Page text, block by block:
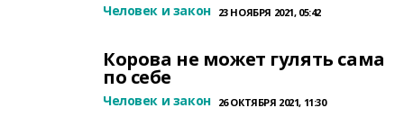
Человек и закон 23 НОЯБРЯ 2021, 05:42
Корова не может гулять сама
по себе
Человек и закон 26 ОКТЯБРЯ 2021, 11:30